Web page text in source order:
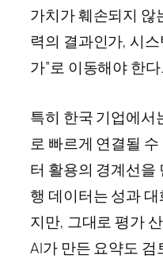
가치가 훼손되지 않
력의 결과인가, 시
가”로 이동해야 한다.
특히 한국 기업에서
로 빠르게 연결될 수
터 활용의 경계선을
행 데이터는 성과
지만, 그대로 평가
AI가 만든 요약도 검